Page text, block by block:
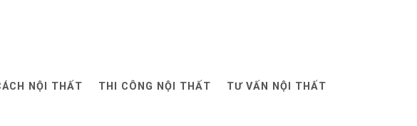
NỘI THẤT THI CÔNG NỘI THẤT TƯ VẤN NỘI THẤT